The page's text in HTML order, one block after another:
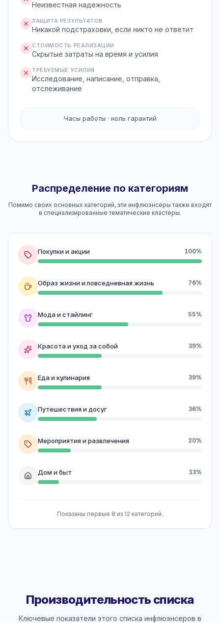
Неизвестная надежность
ЗАЩИТА РЕЗУЛЬТАТОВ
Никакой подстраховки, если никто не ответит
СТОИМОСТЬ РЕАЛИЗАЦИИ
Скрытые затраты на время и усилия
ТРЕБУЕМЫЕ УСИЛИЯ
Исследование, написание, отправка,
отслеживание
Часы работы · ноль гарантий
Распределение по категориям
Помимо своих основных категорий, эти инфлюэнсеры также входят
в специализированные тематические кластеры.
Покупки и акции 100%
Образ жизни и повседневная жизнь 76%
Мода и стайлинг 55%
Красота и уход за собой 39%
Еда и кулинария 39%
Путешествия и досуг 36%
Мероприятия и развлечения 20%
Дом и быт 13%
Показаны первые 8 из 12 категорий.
Производительность списка
Ключевые показатели этого списка инфлюэнсеров в